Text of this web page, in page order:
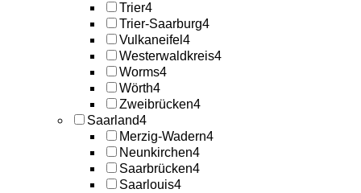
Trier4
Trier-Saarburg4
Vulkaneifel 4
Westerwaldkreis4
Worms4
Wörth4
Zweibrücken4
Saarland4
Merzig-Wadern4
Neunkirchen4
Saarbrücken4
Saarlouis4